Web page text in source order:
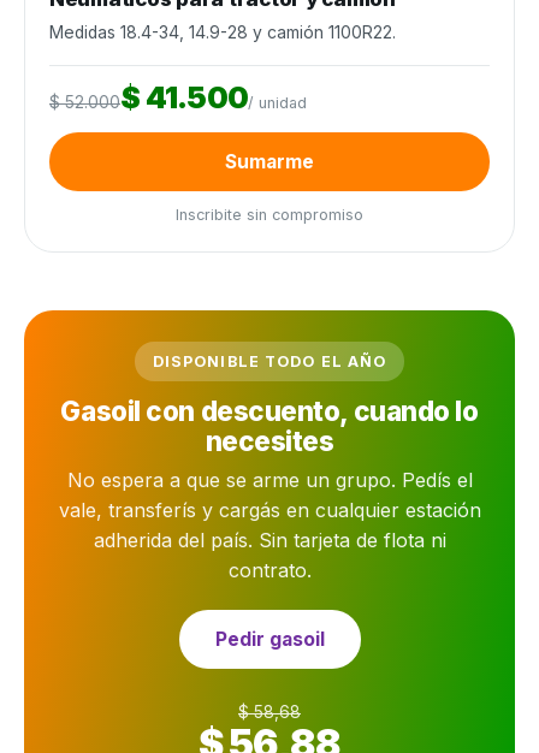
Medidas 18.4-34, 14.9-28 y camión 1100R22.
$ 52.000$ 41.500/ unidad
Sumarme
Inscribite sin compromiso
DISPONIBLE TODO EL AÑO
Gasoil con descuento, cuando lo
necesites
No espera a que se arme un grupo. Pedís el
vale, transferís y cargás en cualquier estación
adherida del país. Sin tarjeta de flota ni
contrato.
Pedir gasoil
$ 58,68